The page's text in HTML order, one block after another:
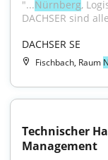
"...Nürnberg,
DACHSER sind
DACHSER SE
Fischbach, Raum
Technischer
Management